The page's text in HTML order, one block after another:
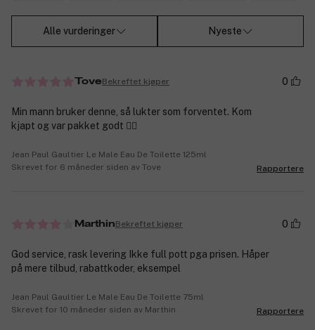
Alle vurderinger Nyeste
ToveBekreftet kjøper 0
Min mann bruker denne, så lukter som forventet. Kom
kjapt og var pakket godt 👍🏼
Jean Paul Gaultier Le Male Eau De Toilette 125ml
Skrevet for 6 måneder siden av Tove
Rapportere
MarthinBekreftet kjøper 0
God service, rask levering Ikke full pott pga prisen. Håper
på mere tilbud, rabattkoder, eksempel
Jean Paul Gaultier Le Male Eau De Toilette 75ml
Skrevet for 10 måneder siden av Marthin
Rapportere